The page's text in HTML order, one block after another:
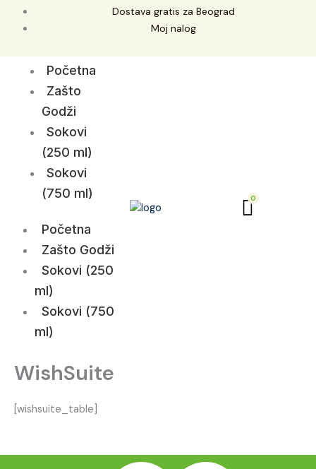
Dostava gratis za Beograd
Moj nalog
Početna
Zašto
Godži
Sokovi
(250 ml)
Sokovi
(750 ml)
Početna
Zašto Godži
Sokovi (250
ml)
Sokovi (750
ml)
WishSuite
[wishsuite_table]